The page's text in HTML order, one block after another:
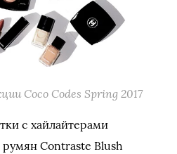
Coco Codes Spring 2017
с хайлайтерами
Contraste Blush